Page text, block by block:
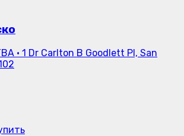
· 1 Dr Carlton B Goodlett Pl, San